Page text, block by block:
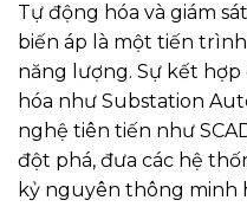
Tự động hóa và giám
biến áp là một tiến
năng lượng. Sự kết
hóa như Substation
nghệ tiên tiến như
đột phá, đưa các hệ
kỷ nguyên thông minh